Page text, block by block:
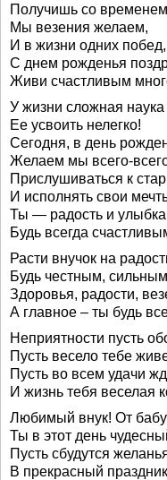
Получишь со
Мы везения желаем,
И в жизни одних побед,
С днем рожденья
Живи счастливым
У жизни сложная
Ее усвоить нелегко!
Сегодня, в день
Желаем мы всего-
Прислушиваться к
И исполнять свои
Ты — радость и
Будь всегда
Расти внучок на
Будь честным,
Здоровья, радости,
А главное – ты будь
Неприятности пусть
Пусть весело тебе
Пусть во всем удачи
И жизнь тебя веселая
Любимый внук! От
Ты в этот день
Пусть сбудутся
В прекрасный